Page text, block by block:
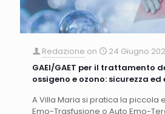
Redazione on
24 Giugno
GAEI/GAET per il trattamento
ossigeno e ozono: sicurezza
A Villa Maria si pratica la piccola
Emo-Trasfusione o Auto Emo-